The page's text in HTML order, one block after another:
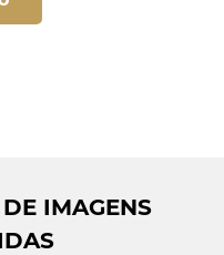
IMAGENS